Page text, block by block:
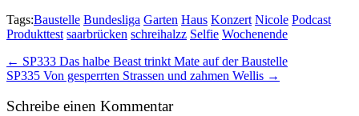
Tags:Baustelle Bundesliga Garten Haus Konzert Nicole Podcast
Produkttest saarbrücken schreihalzz Selfie Wochenende
Post
navigation
← SP333 Das halbe Beast trinkt Mate auf der Baustelle
SP335 Von gesperrten Strassen und zahmen Wellis →
Schreibe einen Kommentar